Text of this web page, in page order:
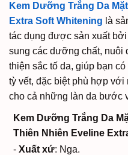
Kem Dưỡng Trắng Da
Extra Soft Whitening là
tác dụng được sản xuất
sung các dưỡng chất, nuôi
thiện sắc tố da, giúp bạn
tỳ vết, đặc biệt phù hợp với
cho cả những làn da bước
Kem Dưỡng Trắng Da
Thiên Nhiên Eveline
- Xuất xứ: Nga.